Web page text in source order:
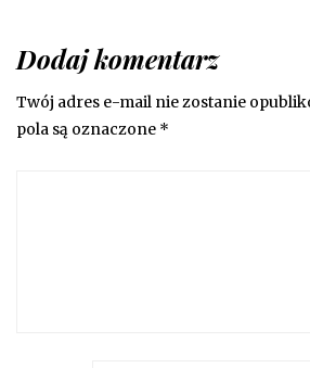
Dodaj komentarz
Twój adres e-mail nie zostanie
pola są oznaczone *